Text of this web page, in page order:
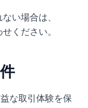
い場合は、
ください。
な取引体験を保